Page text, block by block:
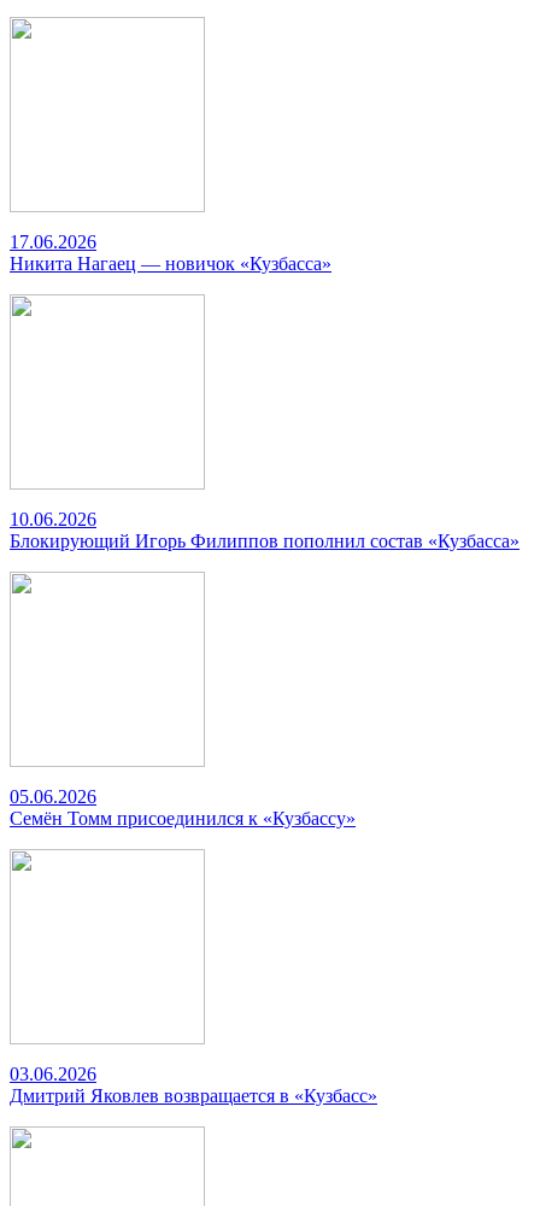
17.06.2026
Никита Нагаец — новичок «Кузбасса»
10.06.2026
Блокирующий Игорь Филиппов пополнил состав «Кузбасса»
05.06.2026
Семён Томм присоединился к «Кузбассу»
03.06.2026
Дмитрий Яковлев возвращается в «Кузбасс»